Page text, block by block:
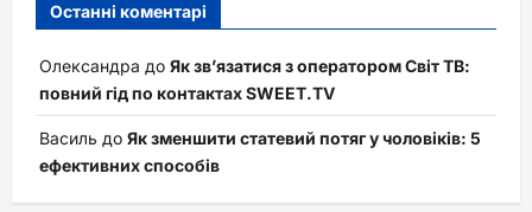
Останні коментарі
Олександра до Як зв’язатися з оператором Світ ТВ:
повний гід по контактах SWEET.TV
Василь до Як зменшити статевий потяг у чоловіків: 5
ефективних способів